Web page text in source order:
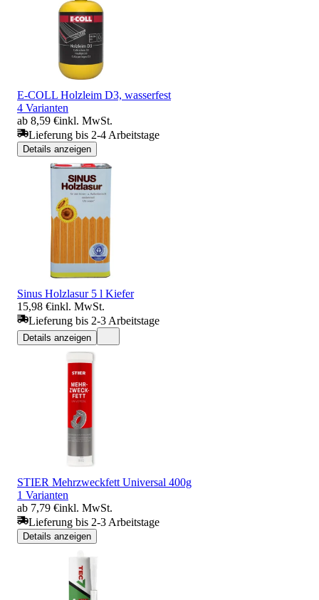
E-COLL Holzleim D3, wasserfest
4 Varianten
ab 8,59 €inkl. MwSt.
Lieferung bis 2-4 Arbeitstage
Details anzeigen
Sinus Holzlasur 5 l Kiefer
15,98 €inkl. MwSt.
Lieferung bis 2-3 Arbeitstage
Details anzeigen
STIER Mehrzweckfett Universal 400g
1 Varianten
ab 7,79 €inkl. MwSt.
Lieferung bis 2-3 Arbeitstage
Details anzeigen